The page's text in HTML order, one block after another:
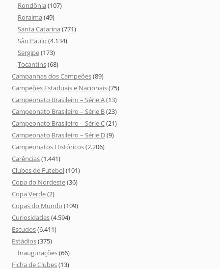
Rondônia (107)
Roraima (49)
Santa Catarina (771)
São Paulo (4.134)
Sergipe(173)
Tocantins(68)
Campanhas dos Campeões(89)
Campeões Estaduais e Nacionais(75)
Campeonato Brasileiro – Série A(13)
Campeonato Brasileiro – Série B(23)
Campeonato Brasileiro – Série C(21)
Campeonato Brasileiro – Série D(9)
Campeonatos Históricos(2.206)
Carências(1.441)
Clubes de Futebol(101)
Copa do Nordeste(36)
Copa Verde(2)
Copas do Mundo (109)
Curiosidades(4.594)
Escudos(6.411)
Estádios(375)
Inaugurações(66)
Ficha de Clubes(13)